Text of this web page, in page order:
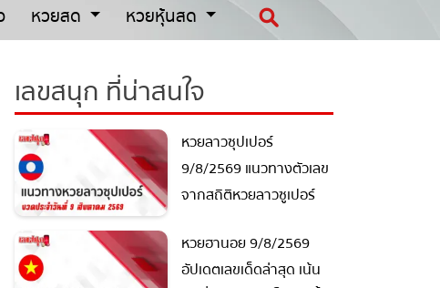
หวยสด หวยหุ้นสด
เลขสนุก ที่น่าสนใจ
หวยลาวซุปเปอร์
9/8/2569 แนวทางตัวเลข
จากสถิติหวยลาวซูเปอร์
หวยฮานอย 9/8/2569
อัปเดตเลขเด็ดล่าสุด เน้น